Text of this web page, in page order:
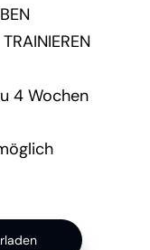
4 Wochen